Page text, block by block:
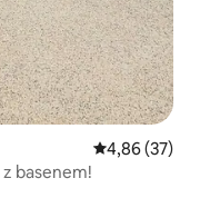
Średnia
4,86 (37)
basenem!